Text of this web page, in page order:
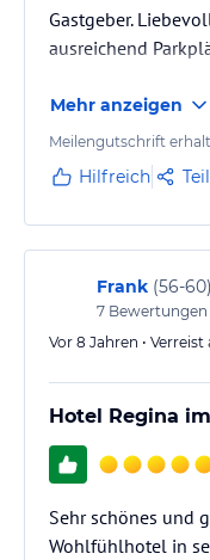
Gastgeber.
ausreichend
Mehr anzeigen
Meilengutschrift
Hilfreich
Frank (56-60)
7 Bewertungen
Vor 8 Jahren •
Hotel Regina
Sehr schönes und
Wohlfühlhotel in